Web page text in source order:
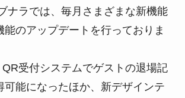
ナラでは、毎月さまざまな新機能
能のアップデートを行っておりま
受付システムでゲストの退場記
可能になったほか、新デザインテ